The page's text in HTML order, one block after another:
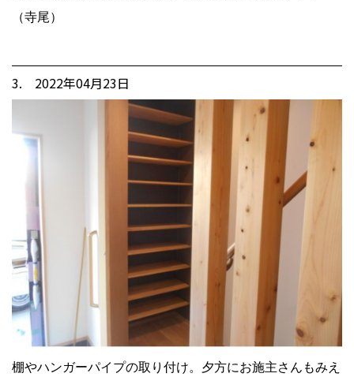
（寺尾）
3. 2022年04月23日
棚やハンガーパイプの取り付け。夕方にお施主さんもみえ